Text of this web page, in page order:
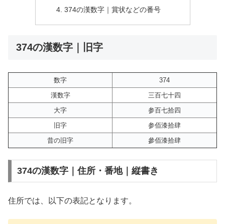
374の漢数字｜賞状などの番号
374の漢数字｜旧字
数字
374
漢数字
三百七十四
大字
参百七拾四
旧字
参佰漆拾肆
昔の旧字
參佰漆拾肆
374の漢数字｜住所・番地｜縦書き
住所では、以下の表記となります。